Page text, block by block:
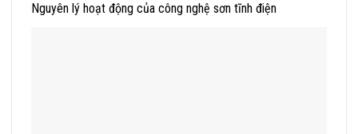
Nguyên lý hoạt động của công nghệ sơn tĩnh điện